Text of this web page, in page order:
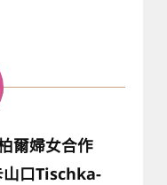
爾婦女合作
口Tischka-